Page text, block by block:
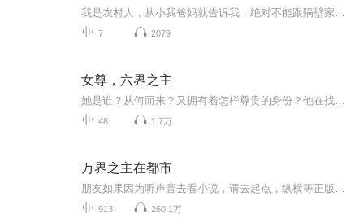
7 2079
女尊，六界之主
48 1.7万
万界之主在都市
913 260.1万